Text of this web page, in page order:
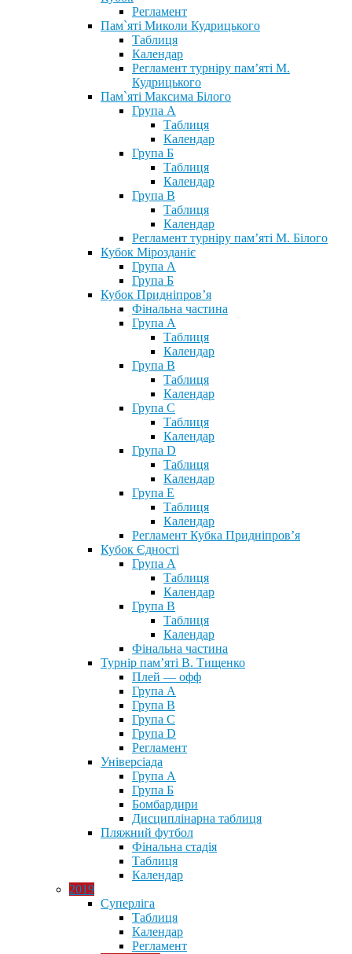
Регламент
Пам`яті Миколи Кудрицького
Таблиця
Календар
Регламент турніру пам’яті М.
Кудрицького
Пам`яті Максима Білого
Група А
Таблиця
Календар
Група Б
Таблиця
Календар
Група В
Таблиця
Календар
Регламент турніру пам’яті М. Білого
Кубок Мірозданіє
Група А
Група Б
Кубок Придніпров’я
Фінальна частина
Група А
Таблиця
Календар
Група В
Таблиця
Календар
Група С
Таблиця
Календар
Група D
Таблиця
Календар
Група Е
Таблиця
Календар
Регламент Кубка Придніпров’я
Кубок Єдності
Група А
Таблиця
Календар
Група В
Таблиця
Календар
Фінальна частина
Турнір пам’яті В. Тищенко
Плей — офф
Група А
Група B
Група С
Група D
Регламент
Універсіада
Група А
Група Б
Бомбардири
Дисциплінарна таблиця
Пляжний футбол
Фінальна стадія
Таблиця
Календар
2019
Суперліга
Таблиця
Календар
Регламент